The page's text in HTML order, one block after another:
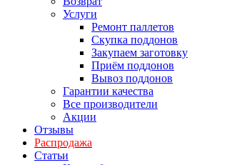
Услуги
Ремонт паллетов
Скупка поддонов
Закупаем заготовку
Приём поддонов
Вывоз поддонов
Гарантии качества
Все производители
Акции
Отзывы
Распродажа
Статьи